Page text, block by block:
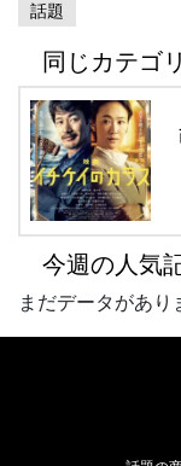
話題
同じカテゴ
今週の人気
まだデータがあり